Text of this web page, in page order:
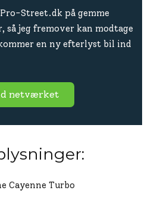
Street.dk på gemme
så jeg fremover kan modtage
en ny efterlyst bil ind
netværket
Cayenne Turbo